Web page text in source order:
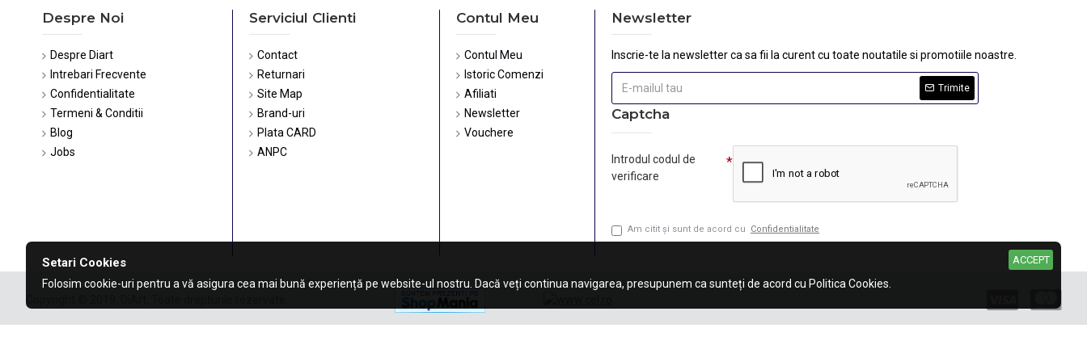
Despre Noi
Despre Diart
Intrebari Frecvente
Confidentialitate
Termeni & Conditii
Blog
Jobs
Serviciul Clienti
Contact
Returnari
Site Map
Brand-uri
Plata CARD
ANPC
Contul Meu
Contul Meu
Istoric Comenzi
Afiliati
Newsletter
Vouchere
Newsletter
Inscrie-te la newsletter ca sa fii la curent cu toate noutatile si promotiile noastre.
Trimite
Captcha
Introdul codul de
verificare
Am citit şi sunt de acord cu Confidentialitate
ACCEPT
Setari Cookies
Folosim cookie-uri pentru a vă asigura cea mai bună experiență pe website-ul nostru. Dacă veți continua navigarea, presupunem ca sunteți de acord cu Politica Cookies.